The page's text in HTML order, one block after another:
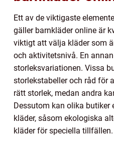
Ett av de viktigaste
gäller barnkläder online är
viktigt att välja kläder som
och aktivitetsnivå. En
storleksvariationen. Vissa
storlekstabeller och råd för
rätt storlek, medan andra
Dessutom kan olika butiker
kläder, såsom ekologiska
kläder för speciella tillfällen.